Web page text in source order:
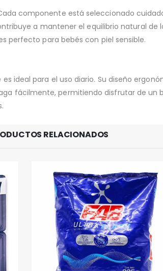
componente está seleccionado
a mantener el equilibrio natural
perfecto para bebés con piel sensible.
ideal para el uso diario. Su diseño
fácilmente, permitiendo disfrutar de un
RELACIONADOS